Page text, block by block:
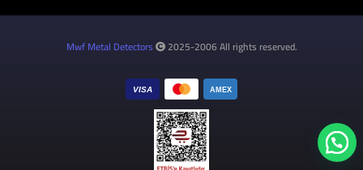
Mwf Metal Detectors 2025-2006 All rights reserved.
VISA AMEX